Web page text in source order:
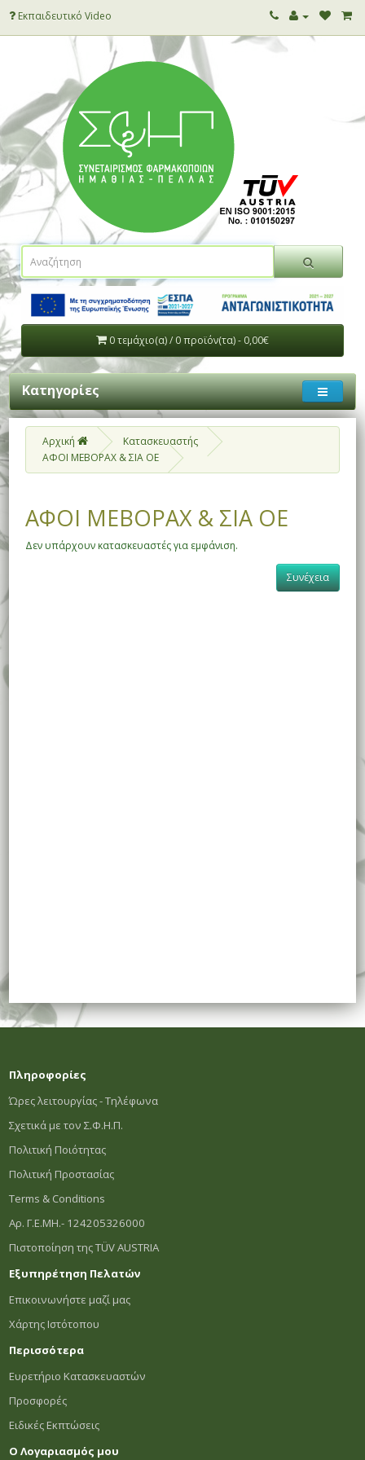
Εκπαιδευτικό Video
0 τεμάχιο(α) / 0 προϊόν(τα) - 0,00€
Κατηγορίες
Αρχική
Κατασκευαστής
ΑΦΟΙ ΜΕΒΟΡΑΧ & ΣΙΑ ΟΕ
ΑΦΟΙ ΜΕΒΟΡΑΧ & ΣΙΑ ΟΕ
Δεν υπάρχουν κατασκευαστές για εμφάνιση.
Συνέχεια
Πληροφορίες
Ώρες λειτουργίας - Τηλέφωνα
Σχετικά με τον Σ.Φ.Η.Π.
Πολιτική Ποιότητας
Πολιτική Προστασίας
Terms & Conditions
Αρ. Γ.Ε.ΜΗ.- 124205326000
Πιστοποίηση της TÜV AUSTRIA
Εξυπηρέτηση Πελατών
Επικοινωνήστε μαζί μας
Χάρτης Ιστότοπου
Περισσότερα
Ευρετήριο Κατασκευαστών
Προσφορές
Ειδικές Εκπτώσεις
Ο Λογαριασμός μου